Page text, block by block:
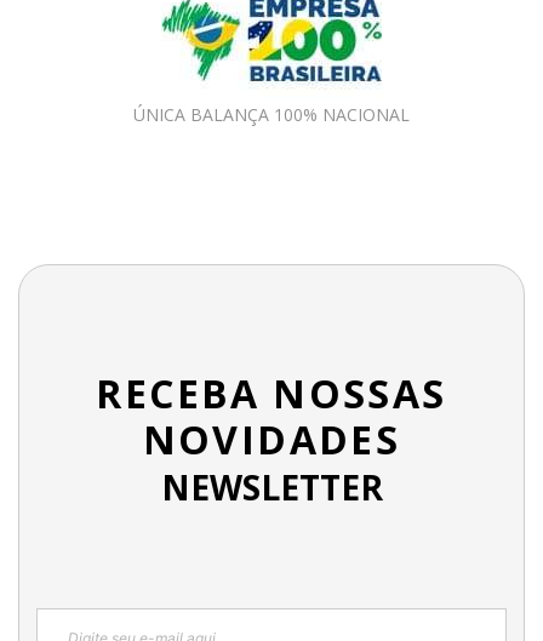
ÚNICA BALANÇA 100% NACIONAL
RECEBA NOSSAS
NOVIDADES
NEWSLETTER